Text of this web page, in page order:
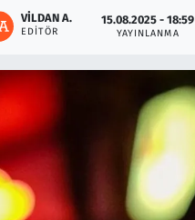
VILDAN A.
EDITÖR
15.08.2025 - 18:59
YAYINLANMA